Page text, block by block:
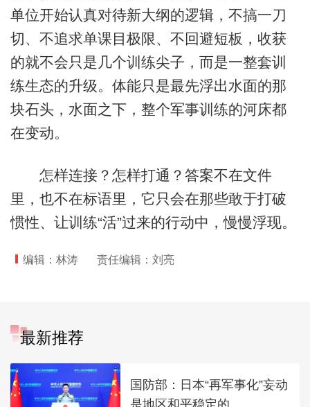
单位开始认真对待新大纲的逻辑，不搞一刀
切、不追求单课目极限、不回避短板，收获
的就不会只是几个训练尖子，而是一整套训
练生态的升级。体能只是最先浮出水面的那
块石头，水面之下，整个军事训练的河床都
在变动。
怎样连接？怎样打通？答案不在文件
里，也不在标语里，它只会在那些敢于打破
惯性、让训练“活”过来的行动中，慢慢浮现。
编辑：林涛 责任编辑：刘亮
最新推荐
国防部：日本“再军事化”妄动